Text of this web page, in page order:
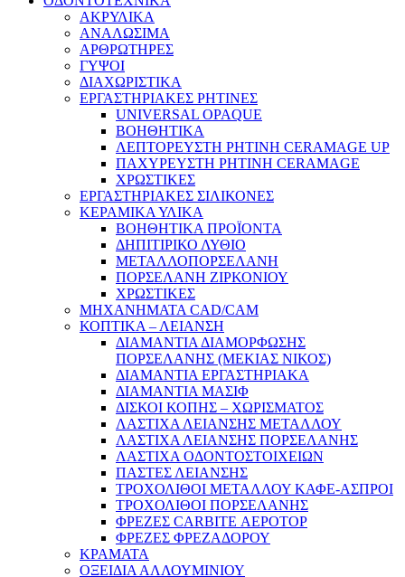
ΑΚΡΥΛΙΚΑ
ΑΝΑΛΩΣΙΜΑ
ΑΡΘΡΩΤΗΡΕΣ
ΓΥΨΟΙ
ΔΙΑΧΩΡΙΣΤΙΚΑ
ΕΡΓΑΣΤΗΡΙΑΚΕΣ ΡΗΤΙΝΕΣ
UNIVERSAL OPAQUE
ΒΟΗΘΗΤΙΚΑ
ΛΕΠΤΟΡΕΥΣΤΗ ΡΗΤΙΝΗ CERAMAGE UP
ΠΑΧΥΡΕΥΣΤΗ ΡΗΤΙΝΗ CERAMAGE
ΧΡΩΣΤΙΚΕΣ
ΕΡΓΑΣΤΗΡΙΑΚΕΣ ΣΙΛΙΚΟΝΕΣ
ΚΕΡΑΜΙΚΑ ΥΛΙΚΑ
ΒΟΗΘΗΤΙΚΑ ΠΡΟΪΟΝΤΑ
ΔΗΠΙΤΙΡΙΚΟ ΛΥΘΙΟ
ΜΕΤΑΛΛΟΠΟΡΣΕΛΑΝΗ
ΠΟΡΣΕΛΑΝΗ ΖΙΡΚΟΝΙΟΥ
ΧΡΩΣΤΙΚΕΣ
ΜΗΧΑΝΗΜΑΤΑ CAD/CAM
ΚΟΠΤΙΚΑ – ΛΕΙΑΝΣΗ
ΔΙΑΜΑΝΤΙΑ ΔΙΑΜΟΡΦΩΣΗΣ
ΠΟΡΣΕΛΑΝΗΣ (ΜΕΚΙΑΣ ΝΙΚΟΣ)
ΔΙΑΜΑΝΤΙΑ ΕΡΓΑΣΤΗΡΙΑΚΑ
ΔΙΑΜΑΝΤΙΑ ΜΑΣΙΦ
ΔΙΣΚΟΙ ΚΟΠΗΣ – ΧΩΡΙΣΜΑΤΟΣ
ΛΑΣΤΙΧΑ ΛΕΙΑΝΣΗΣ ΜΕΤΑΛΛΟΥ
ΛΑΣΤΙΧΑ ΛΕΙΑΝΣΗΣ ΠΟΡΣΕΛΑΝΗΣ
ΛΑΣΤΙΧΑ ΟΔΟΝΤΟΣΤΟΙΧΕΙΩΝ
ΠΑΣΤΕΣ ΛΕΙΑΝΣΗΣ
ΤΡΟΧΟΛΙΘΟΙ ΜΕΤΑΛΛΟΥ ΚΑΦΕ-ΑΣΠΡΟΙ
ΤΡΟΧΟΛΙΘΟΙ ΠΟΡΣΕΛΑΝΗΣ
ΦΡΕΖΕΣ CARBITE ΑΕΡΟΤΟΡ
ΦΡΕΖΕΣ ΦΡΕΖΑΔΟΡΟΥ
ΚΡΑΜΑΤΑ
ΟΞΕΙΔΙΑ ΑΛΛΟΥΜΙΝΙΟΥ